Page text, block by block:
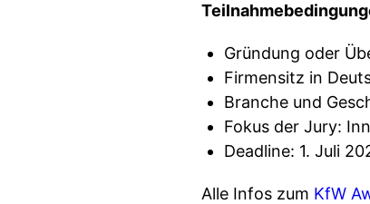
Gründung oder
Firmensitz in
Branche und
Fokus der Jury:
Deadline: 1. Juli
Alle Infos zum KfW